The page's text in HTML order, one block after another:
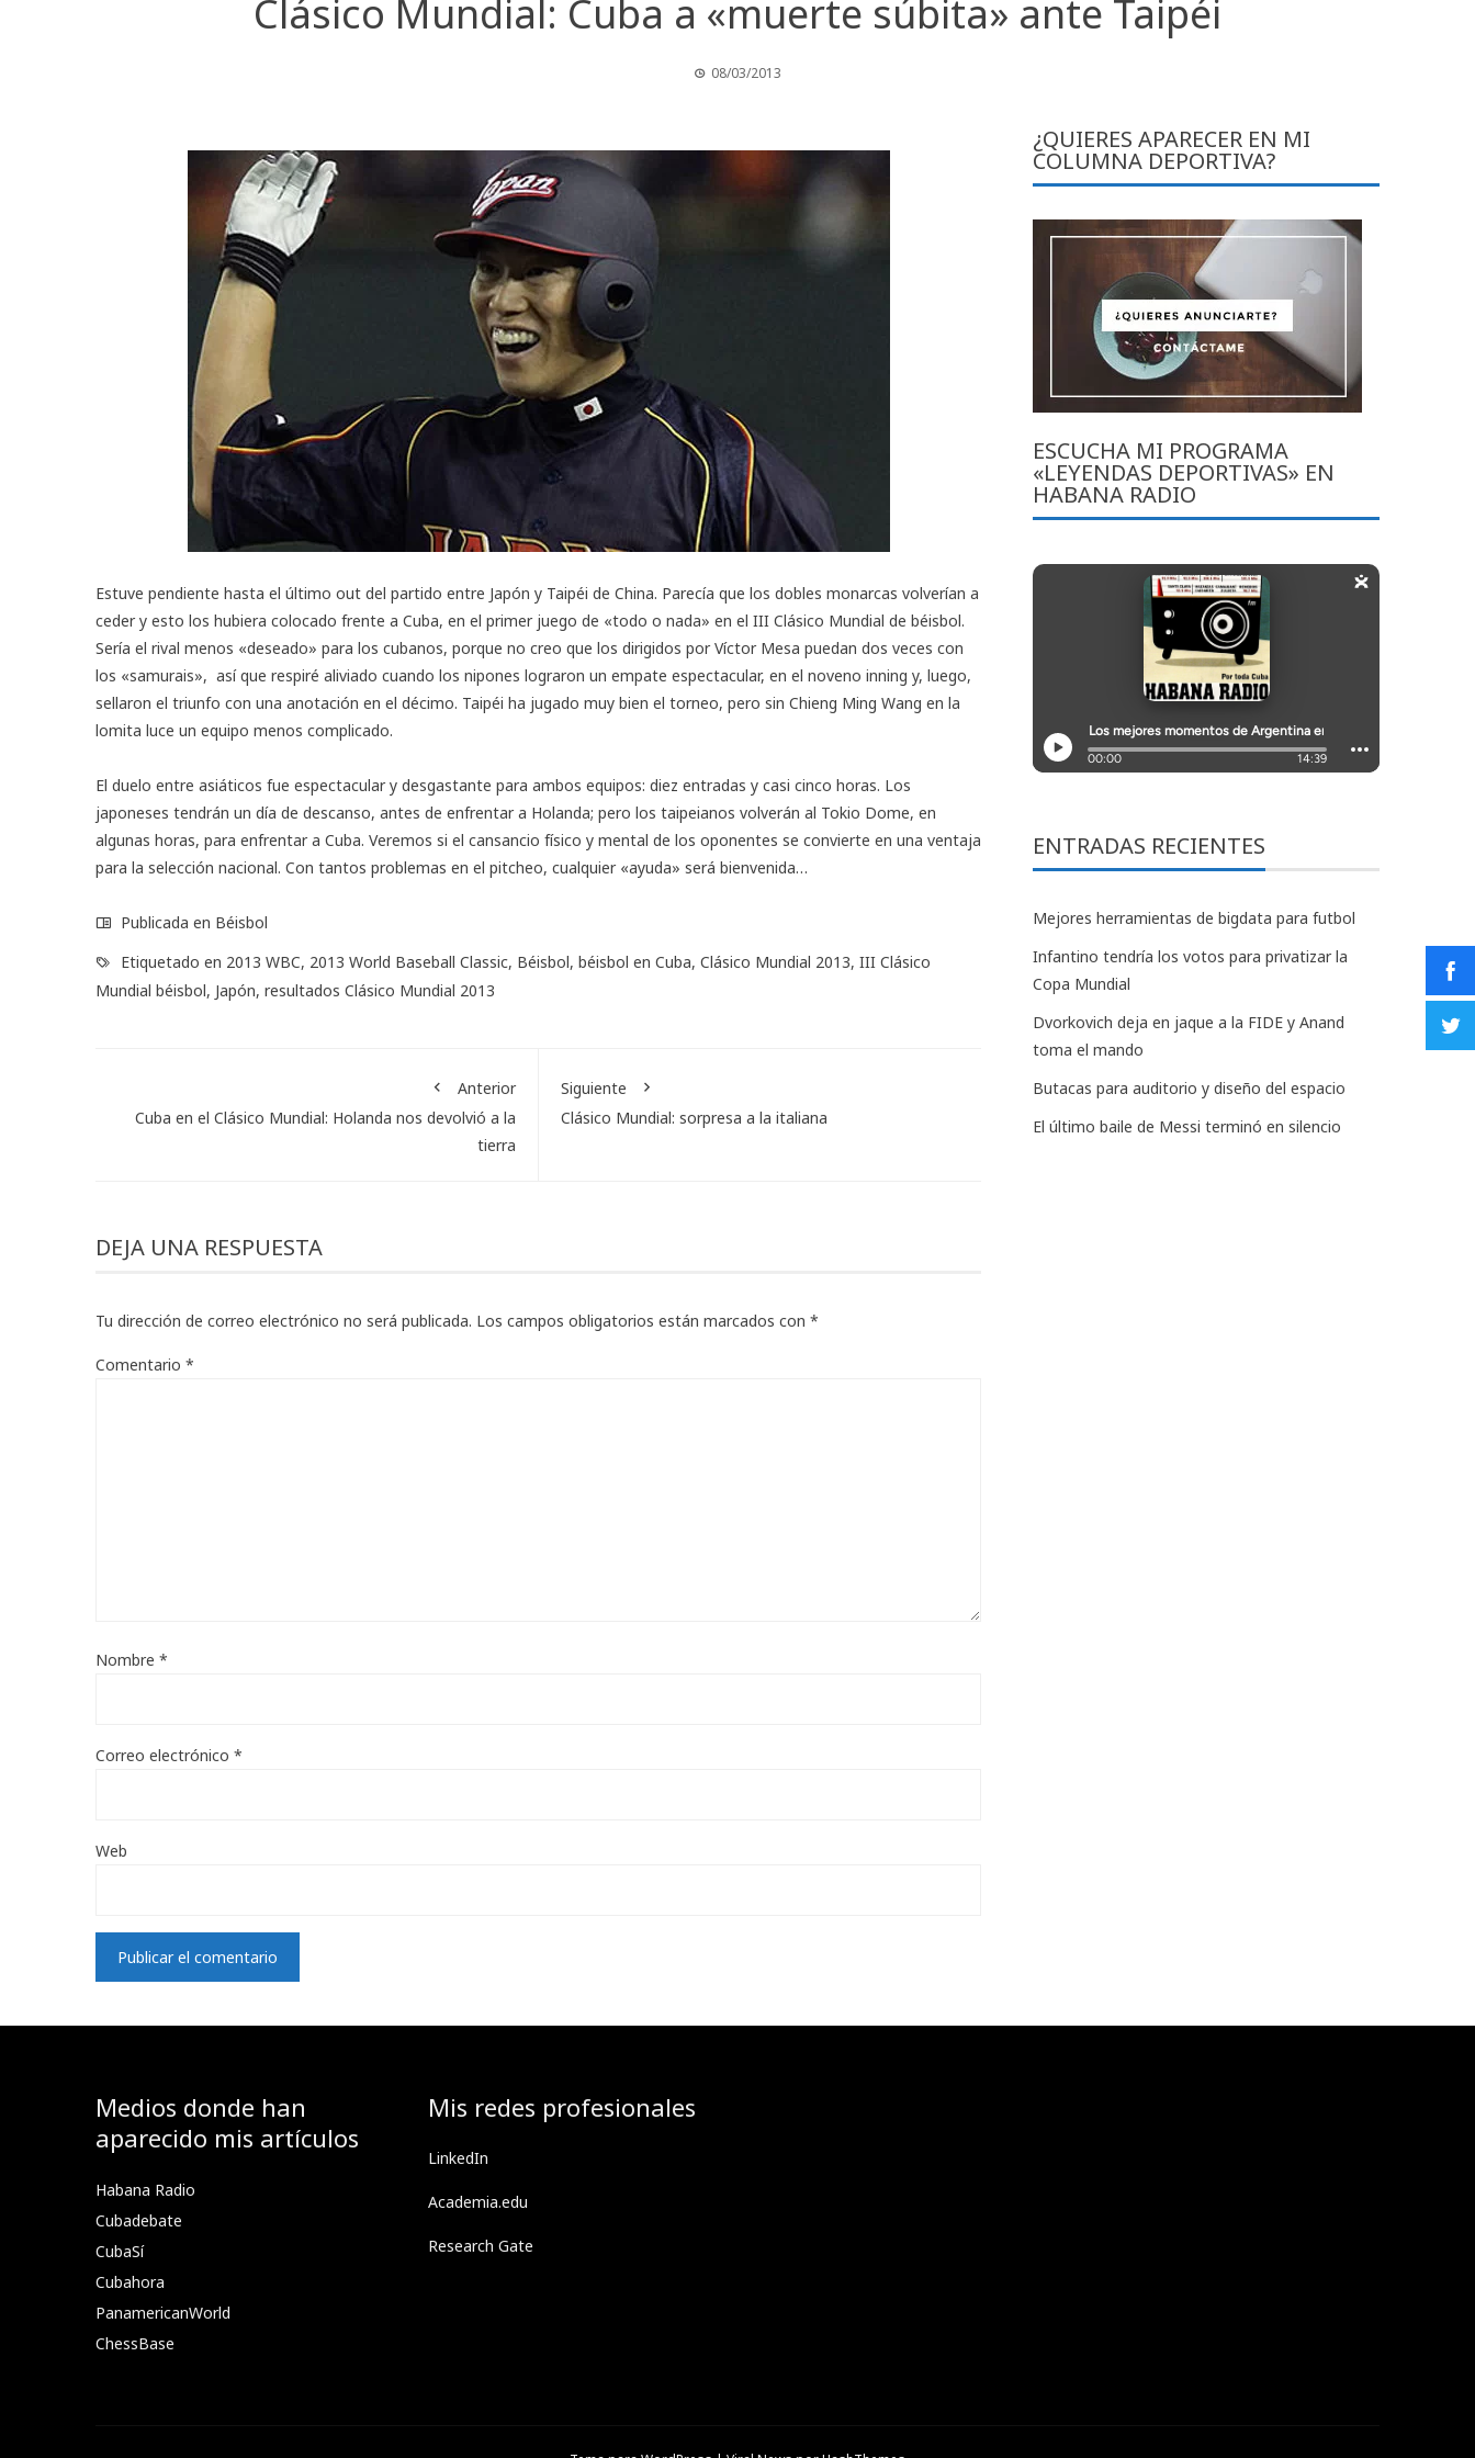
Clásico Mundial: Cuba a «muerte súbita» ante Taipéi
08/03/2013
Estuve pendiente hasta el último out del partido entre Japón y Taipéi de China. Parecía que los dobles monarcas volverían a
ceder y esto los hubiera colocado frente a Cuba, en el primer juego de «todo o nada» en el III Clásico Mundial de béisbol.
Sería el rival menos «deseado» para los cubanos, porque no creo que los dirigidos por Víctor Mesa puedan dos veces con
los «samurais», así que respiré aliviado cuando los nipones lograron un empate espectacular, en el noveno inning y, luego,
sellaron el triunfo con una anotación en el décimo. Taipéi ha jugado muy bien el torneo, pero sin Chieng Ming Wang en la
lomita luce un equipo menos complicado.
El duelo entre asiáticos fue espectacular y desgastante para ambos equipos: diez entradas y casi cinco horas. Los
japoneses tendrán un día de descanso, antes de enfrentar a Holanda; pero los taipeianos volverán al Tokio Dome, en
algunas horas, para enfrentar a Cuba. Veremos si el cansancio físico y mental de los oponentes se convierte en una ventaja
para la selección nacional. Con tantos problemas en el pitcheo, cualquier «ayuda» será bienvenida…
Publicada en Béisbol
Etiquetado en 2013 WBC, 2013 World Baseball Classic, Béisbol, béisbol en Cuba, Clásico Mundial 2013, III Clásico
Mundial béisbol, Japón, resultados Clásico Mundial 2013
Anterior
Cuba en el Clásico Mundial: Holanda nos devolvió a la
tierra
Siguiente
Clásico Mundial: sorpresa a la italiana
DEJA UNA RESPUESTA
Tu dirección de correo electrónico no será publicada. Los campos obligatorios están marcados con *
Comentario *
Nombre *
Correo electrónico *
Web
¿QUIERES APARECER EN MI
COLUMNA DEPORTIVA?
ESCUCHA MI PROGRAMA
«LEYENDAS DEPORTIVAS» EN
HABANA RADIO
ENTRADAS RECIENTES
Mejores herramientas de bigdata para futbol
Infantino tendría los votos para privatizar la
Copa Mundial
Dvorkovich deja en jaque a la FIDE y Anand
toma el mando
Butacas para auditorio y diseño del espacio
El último baile de Messi terminó en silencio
Medios donde han
aparecido mis artículos
Habana Radio
Cubadebate
CubaSí
Cubahora
PanamericanWorld
ChessBase
Mis redes profesionales
LinkedIn
Academia.edu
Research Gate